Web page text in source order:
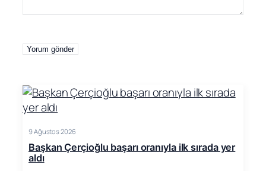
9 Ağustos 2026
Başkan Çerçioğlu başarı oranıyla ilk sırada yer
aldı